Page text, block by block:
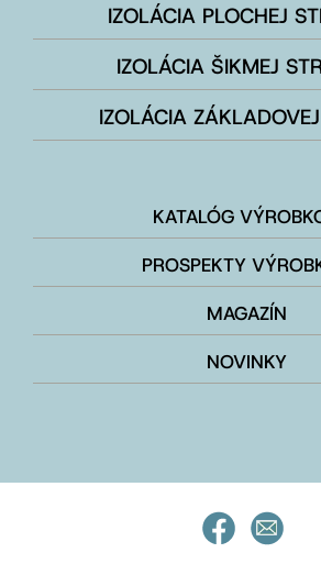
IZOLÁCIA PLOCHEJ
IZOLÁCIA ŠIKMEJ
IZOLÁCIA
KATALÓG
PROSPEKTY
MAGAZÍN
NOVINKY